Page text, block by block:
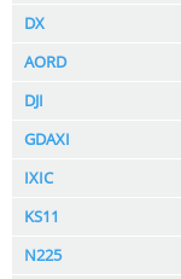
DX
AORD
DJI
GDAXI
IXIC
KS11
N225